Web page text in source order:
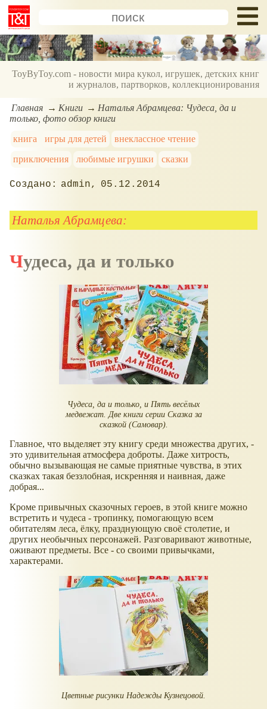
ToyByToy.com - новости мира кукол, игрушек, детских книг
и журналов, партворков, коллекционирования
Главная Книги
Наталья Абрамцева: Чудеса, да и
только, фото обзор книги
книга
игры для детей
внеклассное чтение
приключения
любимые игрушки сказки
admin 05.12.2014
Наталья Абрамцева:
Чудеса, да и только
Чудеса, да и только, и Пять весёлых
медвежат. Две книги серии Сказка за
сказкой (Самовар).
Главное, что выделяет эту книгу среди множества других, -
это удивительная атмосфера доброты. Даже хитрость,
обычно вызывающая не самые приятные чувства, в этих
сказках такая беззлобная, искренняя и наивная, даже
добрая...
Кроме привычных сказочных героев, в этой книге можно
встретить и чудеса - тропинку, помогающую всем
обитателям леса, ёлку, празднующую своё столетие, и
других необычных персонажей. Разговаривают животные,
оживают предметы. Все - со своими привычками,
характерами.
Цветные рисунки Надежды Кузнецовой.